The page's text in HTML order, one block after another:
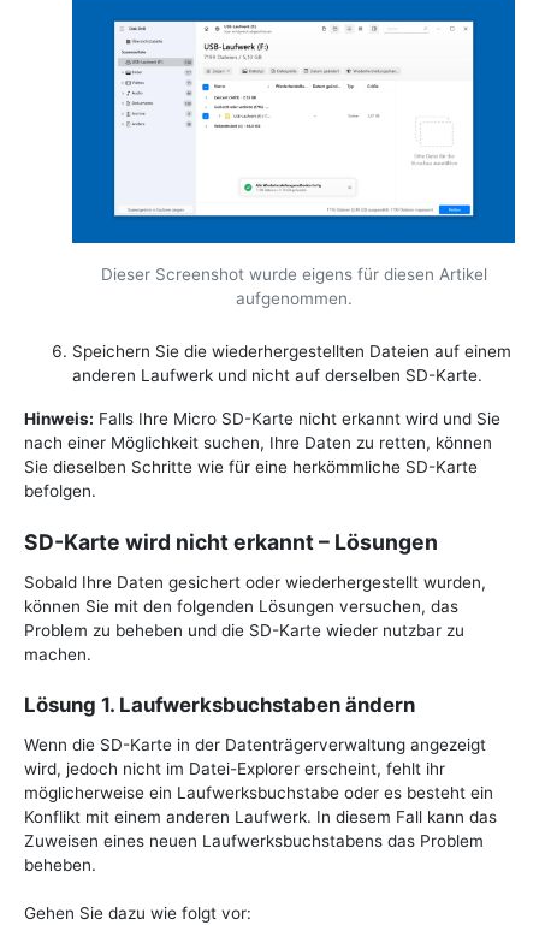
Dieser Screenshot wurde eigens für diesen Artikel
aufgenommen.
Speichern Sie die wiederhergestellten Dateien auf einem
anderen Laufwerk und nicht auf derselben SD-Karte.
Hinweis: Falls Ihre Micro SD-Karte nicht erkannt wird und Sie
nach einer Möglichkeit suchen, Ihre Daten zu retten, können
Sie dieselben Schritte wie für eine herkömmliche SD-Karte
befolgen.
SD-Karte wird nicht erkannt – Lösungen
Sobald Ihre Daten gesichert oder wiederhergestellt wurden,
können Sie mit den folgenden Lösungen versuchen, das
Problem zu beheben und die SD-Karte wieder nutzbar zu
machen.
Lösung 1. Laufwerksbuchstaben ändern
Wenn die SD-Karte in der Datenträgerverwaltung angezeigt
wird, jedoch nicht im Datei-Explorer erscheint, fehlt ihr
möglicherweise ein Laufwerksbuchstabe oder es besteht ein
Konflikt mit einem anderen Laufwerk. In diesem Fall kann das
Zuweisen eines neuen Laufwerksbuchstabens das Problem
beheben.
Gehen Sie dazu wie folgt vor: